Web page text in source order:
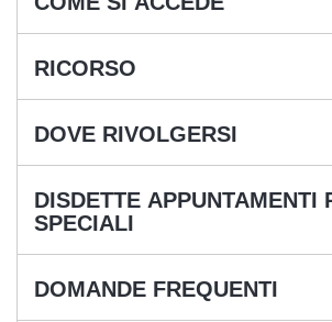
RICORSO
DOVE RIVOLGERSI
DISDETTE APPUNTAMENTI
SPECIALI
DOMANDE FREQUENTI